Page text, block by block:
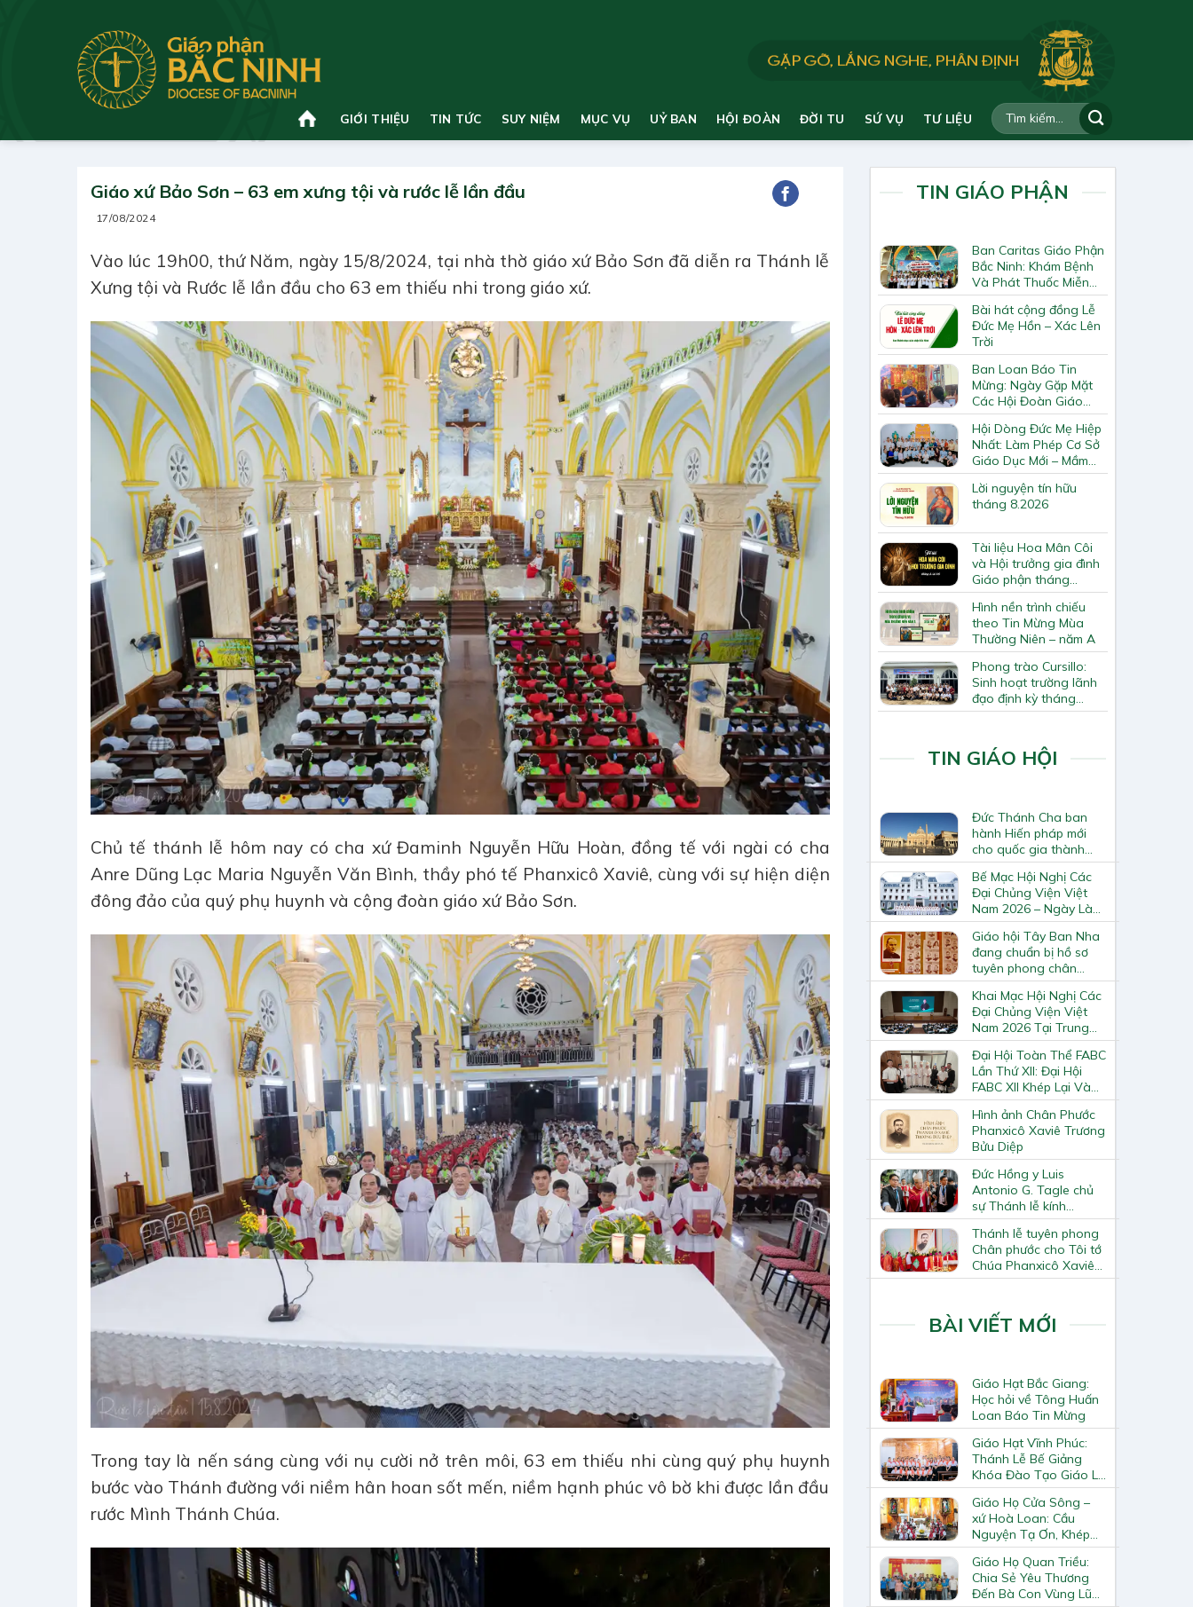
GIỚI THIỆU TIN TỨC SUY NIỆM MỤC VỤ UỶ BAN HỘI ĐOÀN ĐỜI TU SỨ VỤ TƯ LIỆU
Giáo xứ Bảo Sơn – 63 em xưng tội và rước lễ lần đầu
17/08/2024
Vào lúc 19h00, thứ Năm, ngày 15/8/2024, tại nhà thờ giáo xứ Bảo Sơn đã diễn ra Thánh lễ
Xưng tội và Rước lễ lần đầu cho 63 em thiếu nhi trong giáo xứ.
Chủ tế thánh lễ hôm nay có cha xứ Đaminh Nguyễn Hữu Hoàn, đồng tế với ngài có cha
Anre Dũng Lạc Maria Nguyễn Văn Bình, thầy phó tế Phanxicô Xaviê, cùng với sự hiện diện
đông đảo của quý phụ huynh và cộng đoàn giáo xứ Bảo Sơn.
Trong tay là nến sáng cùng với nụ cười nở trên môi, 63 em thiếu nhi cùng quý phụ huynh
bước vào Thánh đường với niềm hân hoan sốt mến, niềm hạnh phúc vô bờ khi được lần đầu
rước Mình Thánh Chúa.
TIN GIÁO PHẬN
Ban Caritas Giáo Phận
Bắc Ninh: Khám Bệnh
Và Phát Thuốc Miễn
Phí Tại Giáo Xứ Đồng
Chương
Bài hát cộng đồng Lễ
Đức Mẹ Hồn – Xác Lên
Trời
Ban Loan Báo Tin
Mừng: Ngày Gặp Mặt
Các Hội Đoàn Giáo
Hạt Bắc Giang
Hội Dòng Đức Mẹ Hiệp
Nhất: Làm Phép Cơ Sở
Giáo Dục Mới – Mầm
Non Thiên Ân
Lời nguyện tín hữu
tháng 8.2026
Tài liệu Hoa Mân Côi
và Hội trưởng gia đình
Giáo phận tháng
8.2026
Hình nền trình chiếu
theo Tin Mừng Mùa
Thường Niên – năm A
Phong trào Cursillo:
Sinh hoạt trường lãnh
đạo định kỳ tháng
7/2026
TIN GIÁO HỘI
Đức Thánh Cha ban
hành Hiến pháp mới
cho quốc gia thành
Vatican
Bế Mạc Hội Nghị Các
Đại Chủng Viện Việt
Nam 2026 – Ngày Làm
Việc Cuối Cùng
Giáo hội Tây Ban Nha
đang chuẩn bị hồ sơ
tuyên phong chân
phước và phong thánh
cho 3.344 vị
Khai Mạc Hội Nghị Các
Đại Chủng Viện Việt
Nam 2026 Tại Trung
Tâm Mục Vụ Giáo
Phận Vinh
Đại Hội Toàn Thể FABC
Lần Thứ XII: Đại Hội
FABC XII Khép Lại Và
Mở Ra Một Hành Trình
Mới Cho Giáo Hội Tại
Châu Á
Hình ảnh Chân Phước
Phanxicô Xaviê Trương
Bửu Diệp
Đức Hồng y Luis
Antonio G. Tagle chủ
sự Thánh lễ kính
Thánh Tô-ma Tông đồ
tại Nhà thờ Chính tòa
Hà Nội
Thánh lễ tuyên phong
Chân phước cho Tôi tớ
Chúa Phanxicô Xaviê
Trương Bửu Diệp
BÀI VIẾT MỚI
Giáo Hạt Bắc Giang:
Học hỏi về Tông Huấn
Loan Báo Tin Mừng
Giáo Hạt Vĩnh Phúc:
Thánh Lễ Bế Giảng
Khóa Đào Tạo Giáo Lý
Viên – Huynh Trưởng
Cấp II
Giáo Họ Cửa Sông –
xứ Hoà Loan: Cầu
Nguyện Tạ Ơn, Khép
Lại Khóa Huấn Luyện
Giáo Lý Viên Cấp II
Giáo Họ Quan Triều:
Chia Sẻ Yêu Thương
Đến Bà Con Vùng Lũ